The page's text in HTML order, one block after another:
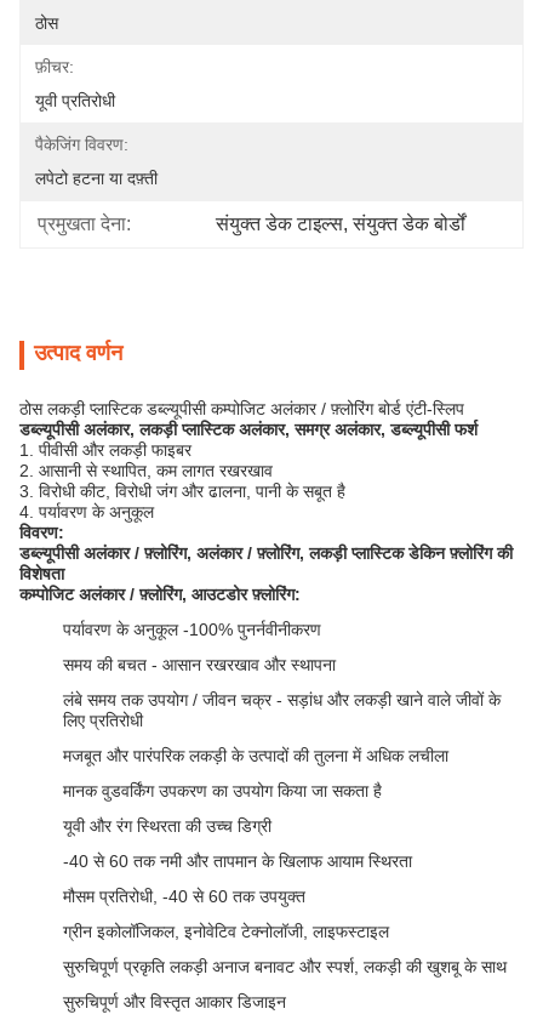
ठोस
फ़ीचर:
यूवी प्रतिरोधी
पैकेजिंग विवरण:
लपेटो हटना या दफ़्ती
प्रमुखता देना: संयुक्त डेक टाइल्स, संयुक्त डेक बोर्डों
उत्पाद वर्णन
ठोस लकड़ी प्लास्टिक डब्ल्यूपीसी कम्पोजिट अलंकार / फ़्लोरिंग बोर्ड एंटी-स्लिप
डब्ल्यूपीसी अलंकार, लकड़ी प्लास्टिक अलंकार, समग्र अलंकार, डब्ल्यूपीसी फर्श
1. पीवीसी और लकड़ी फाइबर
2. आसानी से स्थापित, कम लागत रखरखाव
3. विरोधी कीट, विरोधी जंग और ढालना, पानी के सबूत है
4. पर्यावरण के अनुकूल
विवरण:
डब्ल्यूपीसी अलंकार / फ़्लोरिंग, अलंकार / फ़्लोरिंग, लकड़ी प्लास्टिक डेकिन फ़्लोरिंग की
विशेषता
कम्पोजिट अलंकार / फ़्लोरिंग, आउटडोर फ़्लोरिंग:
पर्यावरण के अनुकूल -100% पुनर्नवीनीकरण
समय की बचत - आसान रखरखाव और स्थापना
लंबे समय तक उपयोग / जीवन चक्र - सड़ांध और लकड़ी खाने वाले जीवों के
लिए प्रतिरोधी
मजबूत और पारंपरिक लकड़ी के उत्पादों की तुलना में अधिक लचीला
मानक वुडवर्किंग उपकरण का उपयोग किया जा सकता है
यूवी और रंग स्थिरता की उच्च डिग्री
-40 से 60 तक नमी और तापमान के खिलाफ आयाम स्थिरता
मौसम प्रतिरोधी, -40 से 60 तक उपयुक्त
ग्रीन इकोलॉजिकल, इनोवेटिव टेक्नोलॉजी, लाइफस्टाइल
सुरुचिपूर्ण प्रकृति लकड़ी अनाज बनावट और स्पर्श, लकड़ी की खुशबू के साथ
सुरुचिपूर्ण और विस्तृत आकार डिजाइन